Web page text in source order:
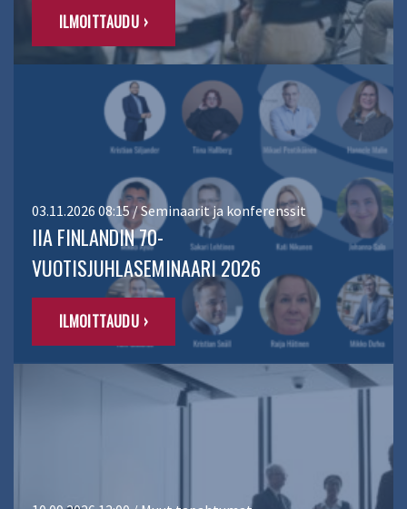
ILMOITTAUDU ›
03.11.2026 08:15 / Seminaarit ja konferenssit
IIA FINLANDIN 70-
VUOTISJUHLASEMINAARI 2026
ILMOITTAUDU ›